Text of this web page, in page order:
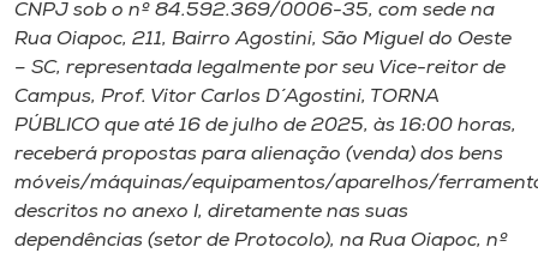
Unoesc
Store
o idioma
CNPJ sob o nº 84.592.369/0006-35, com sede na
Rua Oiapoc, 211, Bairro Agostini, São Miguel do Oeste
– SC, representada legalmente por seu Vice-reitor de
Campus, Prof. Vitor Carlos D´Agostini, TORNA
PÚBLICO que até 16 de julho de 2025, às 16:00 horas,
receberá propostas para alienação (venda) dos bens
móveis/máquinas/equipamentos/aparelhos/
descritos no anexo I, diretamente nas suas
dependências (setor de Protocolo), na Rua Oiapoc, nº